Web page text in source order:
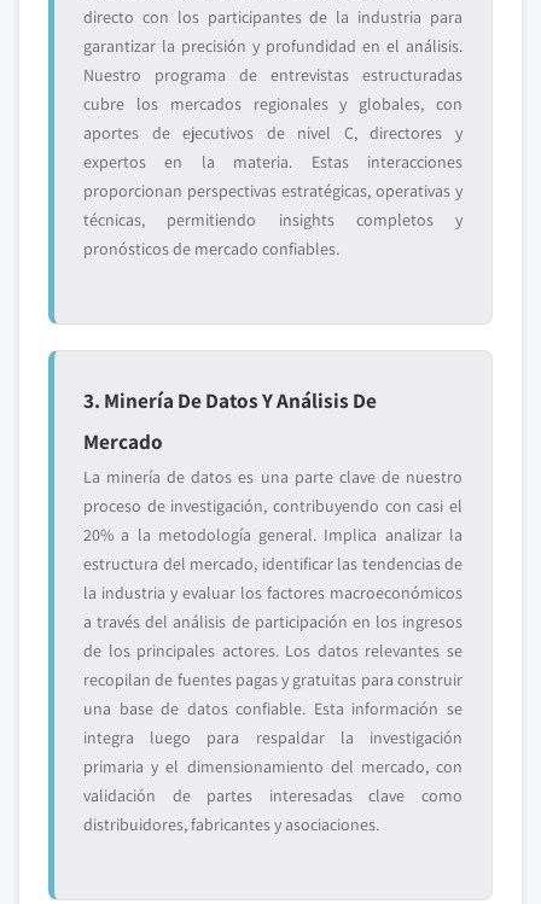
directo con los participantes de la industria para
garantizar la precisión y profundidad en el análisis.
Nuestro programa de entrevistas estructuradas
cubre los mercados regionales y globales, con
aportes de ejecutivos de nivel C, directores y
expertos en la materia. Estas interacciones
proporcionan perspectivas estratégicas, operativas y
técnicas, permitiendo insights completos y
pronósticos de mercado confiables.
3. Minería De Datos Y Análisis De
Mercado
La minería de datos es una parte clave de nuestro
proceso de investigación, contribuyendo con casi el
20% a la metodología general. Implica analizar la
estructura del mercado, identificar las tendencias de
la industria y evaluar los factores macroeconómicos
a través del análisis de participación en los ingresos
de los principales actores. Los datos relevantes se
recopilan de fuentes pagas y gratuitas para construir
una base de datos confiable. Esta información se
integra luego para respaldar la investigación
primaria y el dimensionamiento del mercado, con
validación de partes interesadas clave como
distribuidores, fabricantes y asociaciones.